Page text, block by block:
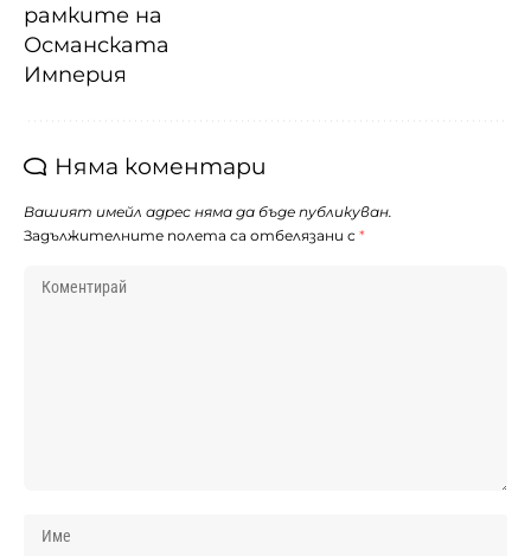
рамките на
Османската
Империя
Няма коментари
Вашият имейл адрес няма да бъде публикуван.
Задължителните полета са отбелязани с *